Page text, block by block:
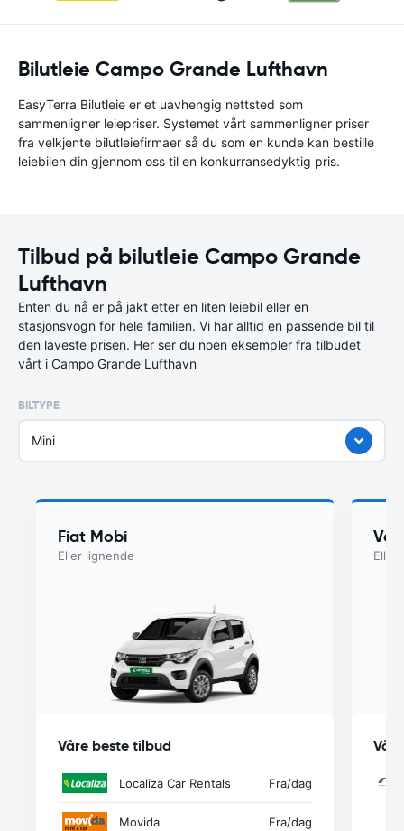
Bilutleie Campo Grande Lufthavn
EasyTerra Bilutleie er et uavhengig nettsted som
sammenligner leiepriser. Systemet vårt sammenligner priser
fra velkjente bilutleiefirmaer så du som en kunde kan bestille
leiebilen din gjennom oss til en konkurransedyktig pris.
Tilbud på bilutleie Campo Grande
Lufthavn
Enten du nå er på jakt etter en liten leiebil eller en
stasjonsvogn for hele familien. Vi har alltid en passende bil til
den laveste prisen. Her ser du noen eksempler fra tilbudet
vårt i Campo Grande Lufthavn
BILTYPE
Mini
Fiat Mobi
Eller lignende
Våre beste tilbud
Localiza Car Rentals Fra/dag
Movida Fra/dag
Eller